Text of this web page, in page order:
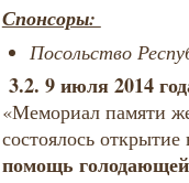
Спонсоры:
Посольство
3.2. 9 июля 2014
«Мемориал памяти
состоялось
помощь